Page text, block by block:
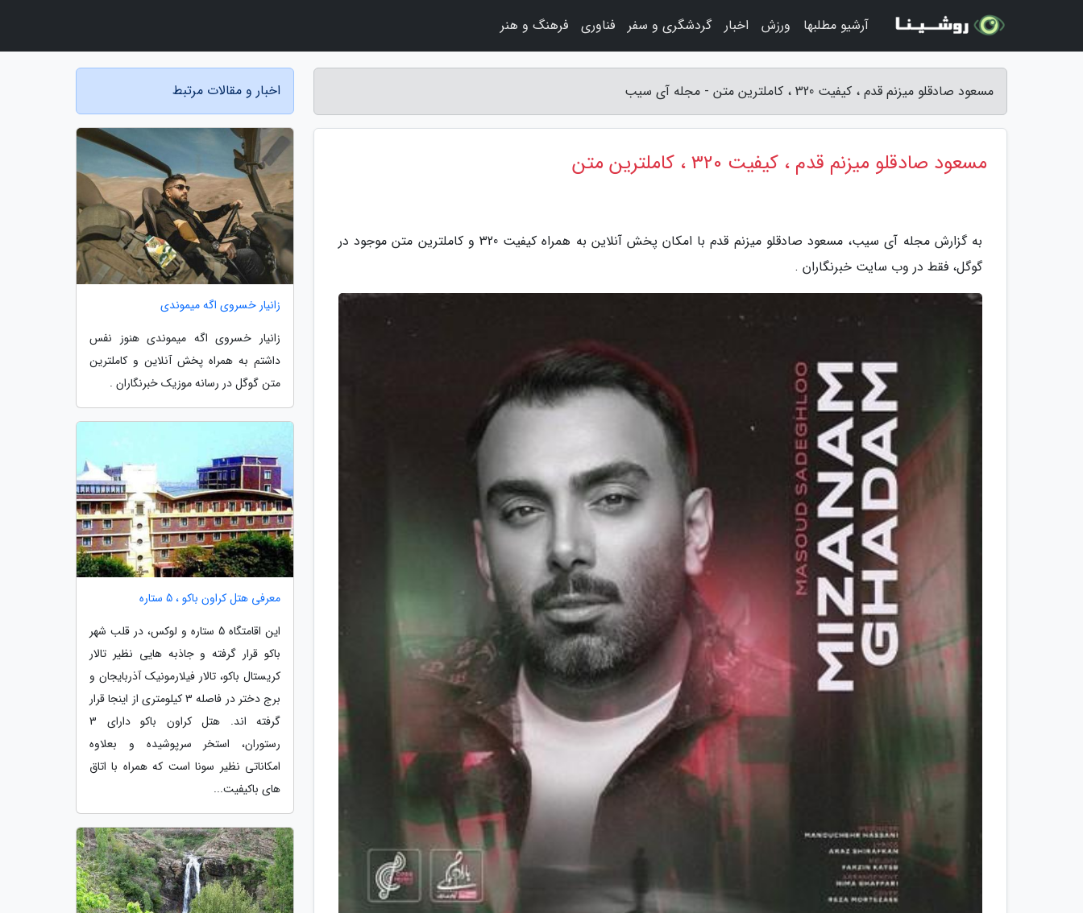
مسعود صادقلو میزنم قدم ، کیفیت 320 ، کاملترین متن - مجله آی سیب
مسعود صادقلو میزنم قدم ، کیفیت 320 ، کاملترین متن
به گزارش مجله آی سیب، مسعود صادقلو میزنم قدم با امکان پخش آنلاین به همراه کیفیت 320 و کاملترین متن موجود در
گوگل، فقط در وب سایت خبرنگاران .
اخبار و مقالات مرتبط
زانیار خسروی اگه میموندی
زانیار خسروی اگه میموندی هنوز نفس
داشتم به همراه پخش آنلاین و کاملترین
متن گوگل در رسانه موزیک خبرنگاران .
معرفی هتل کراون باکو ، 5 ستاره
این اقامتگاه 5 ستاره و لوکس، در قلب شهر
باکو قرار گرفته و جاذبه هایی نظیر تالار
کریستال باکو، تالار فیلارمونیک آذربایجان و
برج دختر در فاصله 3 کیلومتری از اینجا قرار
گرفته اند. هتل کراون باکو دارای 3
رستوران، استخر سرپوشیده و بعلاوه
امکاناتی نظیر سونا است که همراه با اتاق
های باکیفیت...
آرشیو مطلبها ورزش اخبار گردشگری و سفر فناوری فرهنگ و هنر